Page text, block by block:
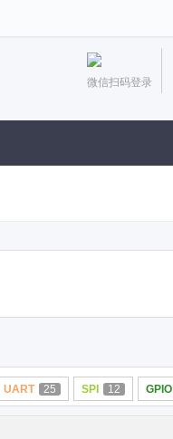
微信扫码登录
UART 25 SPI 12 GPIO